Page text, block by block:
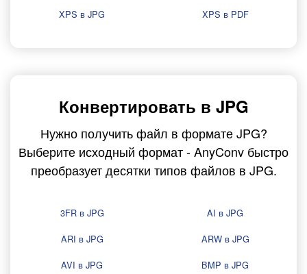
XPS в JPG XPS в PDF
Конвертировать в JPG
Нужно получить файл в формате JPG?
Выберите исходный формат - AnyConv быстро
преобразует десятки типов файлов в JPG.
3FR в JPG
AI в JPG
ARI в JPG
ARW в JPG
AVI в JPG
BMP в JPG